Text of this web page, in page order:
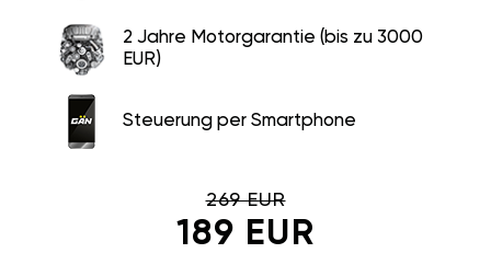
2 Jahre Motorgarantie (bis zu 3000
EUR)
Steuerung per Smartphone
269 EUR
189 EUR